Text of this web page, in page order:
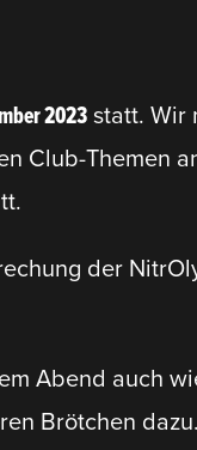
2023 statt. Wir
Club-Themen
der
Abend auch
Brötchen